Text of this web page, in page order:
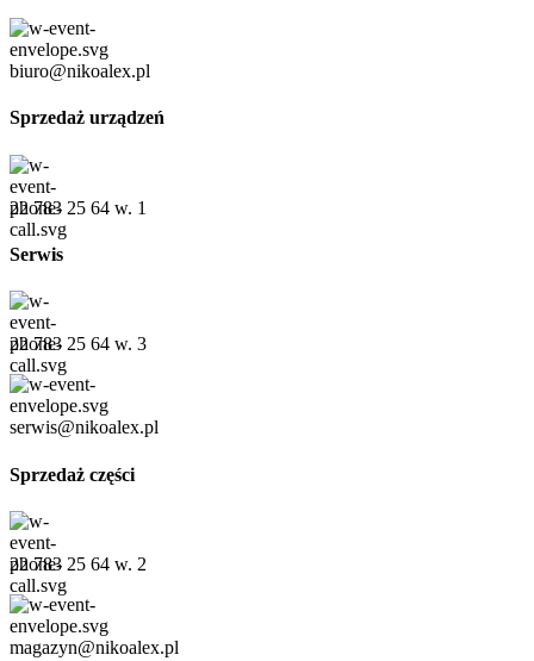
biuro@nikoalex.pl
Sprzedaż urządzeń
22 783 25 64 w. 1
Serwis
22 783 25 64 w. 3
serwis@nikoalex.pl
Sprzedaż części
22 783 25 64 w. 2
magazyn@nikoalex.pl